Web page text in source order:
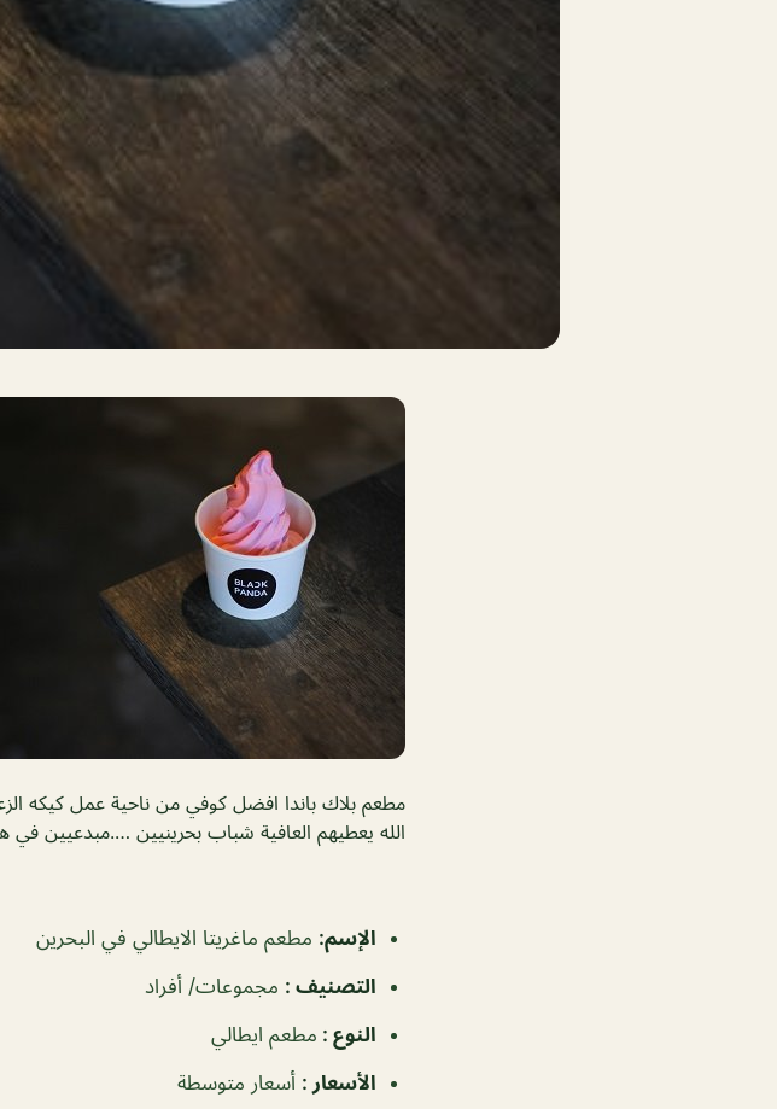
مطعم بلاك باندا افضل كوفي من ناحية عمل كيكه
الله يعطيهم العافية شباب بحرينيين ….مبدعيين في
الإسم: مطعم ماغريتا الايطالي في البحرين
التصنيف : مجموعات/ أفراد
النوع : مطعم ايطالي
الأسعار : أسعار متوسطة